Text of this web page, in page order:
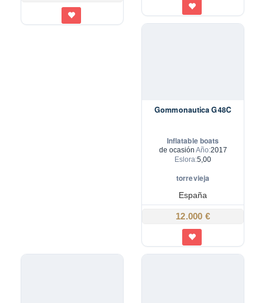
Gommonautica G48C
Inflatable boats
de ocasión Año:2017
Eslora:5,00
torrevieja
España
12.000 €